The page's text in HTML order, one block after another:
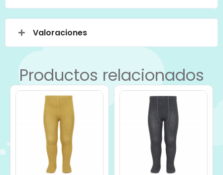
Valoraciones
Productos relacionados